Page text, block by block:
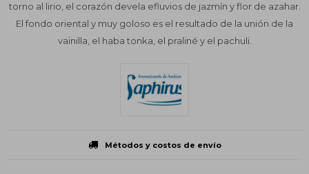
torno al lirio, el corazón devela efluvios de jazmín y flor de azahar.
El fondo oriental y muy goloso es el resultado de la unión de la
vainilla, el haba tonka, el praliné y el pachuli.
Métodos y costos de envío